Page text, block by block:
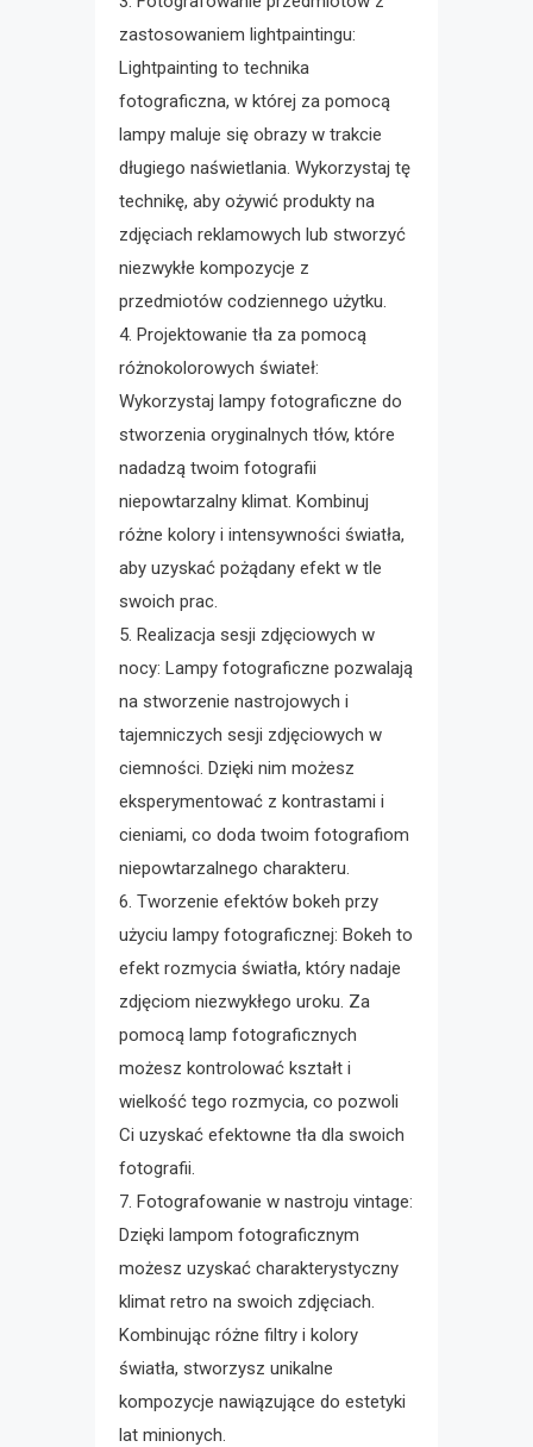
zastosowaniem lightpaintingu:
Lightpainting to technika
fotograficzna, w której za pomocą
lampy maluje się obrazy w trakcie
długiego naświetlania. Wykorzystaj tę
technikę, aby ożywić produkty na
zdjęciach reklamowych lub stworzyć
niezwykłe kompozycje z
przedmiotów codziennego użytku.
4. Projektowanie tła za pomocą
różnokolorowych świateł:
Wykorzystaj lampy fotograficzne do
stworzenia oryginalnych tłów, które
nadadzą twoim fotografii
niepowtarzalny klimat. Kombinuj
różne kolory i intensywności światła,
aby uzyskać pożądany efekt w tle
swoich prac.
5. Realizacja sesji zdjęciowych w
nocy: Lampy fotograficzne pozwalają
na stworzenie nastrojowych i
tajemniczych sesji zdjęciowych w
ciemności. Dzięki nim możesz
eksperymentować z kontrastami i
cieniami, co doda twoim fotografiom
niepowtarzalnego charakteru.
6. Tworzenie efektów bokeh przy
użyciu lampy fotograficznej: Bokeh to
efekt rozmycia światła, który nadaje
zdjęciom niezwykłego uroku. Za
pomocą lamp fotograficznych
możesz kontrolować kształt i
wielkość tego rozmycia, co pozwoli
Ci uzyskać efektowne tła dla swoich
fotografii.
7. Fotografowanie w nastroju vintage:
Dzięki lampom fotograficznym
możesz uzyskać charakterystyczny
klimat retro na swoich zdjęciach.
Kombinując różne filtry i kolory
światła, stworzysz unikalne
kompozycje nawiązujące do estetyki
lat minionych.